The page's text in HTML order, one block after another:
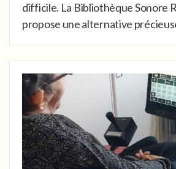
difficile. La Bibliothèque Sonore
propose une alternative